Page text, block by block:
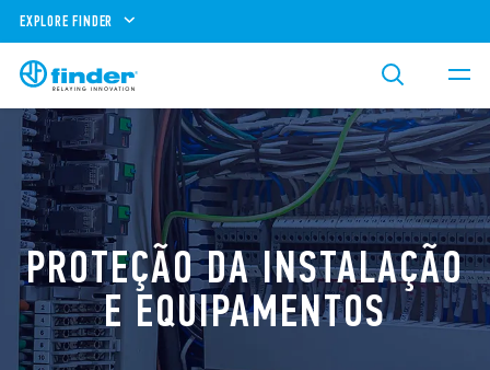
EXPLORE FINDER
PROTEÇÃO DA INSTALAÇÃO
E EQUIPAMENTOS